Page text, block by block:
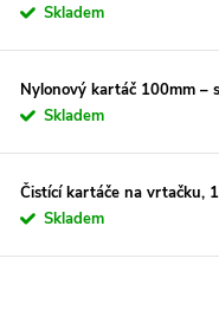
Skladem
Nylonový kartáč 100mm –
Skladem
Čistící kartáče na vrtačku,
Skladem